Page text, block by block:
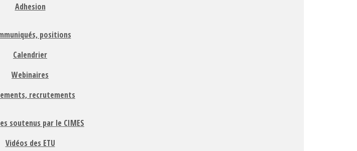
Adhesion
positions
Calendrier
Webinaires
recrutements
soutenus par le CIMES
Vidéos des ETU